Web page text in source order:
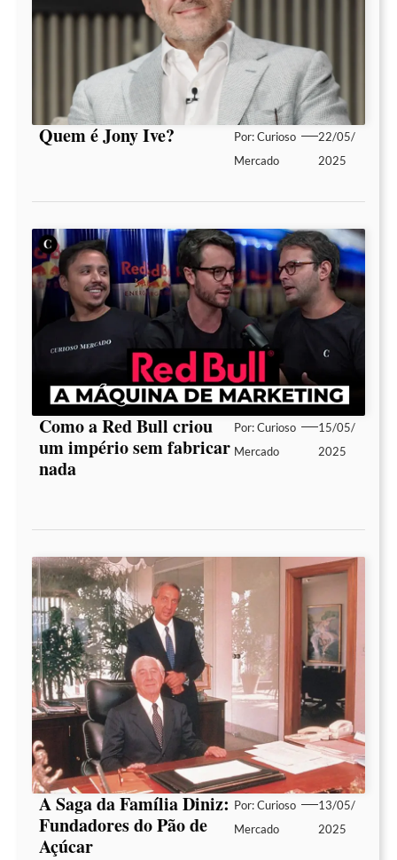
Quem é Jony Ive? Por:Curioso
Mercado
22/05/
2025
Como a Red Bull criou
um império sem fabricar
nada
Por:Curioso
Mercado
15/05/
2025
A Saga da Família Diniz:
Fundadores do Pão de
Açúcar
Por:Curioso
Mercado
13/05/
2025